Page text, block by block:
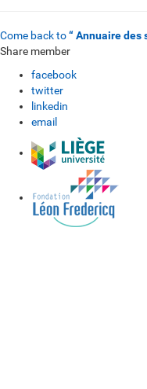
Come back to“ Annuaire des
Share member
facebook
twitter
linkedin
email